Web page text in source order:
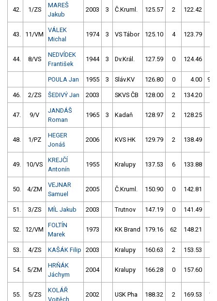
42. 1/ZS
MAREŠ
Jakub
2003 3 Č.Kruml. 125.57 2 122.42
43. 11/VM
VÁLEK
Michal
1974 3 VS Tábor 125.10 4 123.79
44. 8/VS
NEDVÍDEK
František
1944 3 Dv.Král. 127.59 0 124.46
POULA Jan 1955 3 Sláv.KV 126.80 0 4.00 999
46. 2/ZS ŠEDIVÝ Jan 2003 SKVS ČB 128.00 2 134.20
47. 9/V
JANDÁŠ
Roman
1965 3 Kadaň 128.97 2 128.25
48. 1/PZ
HEGER
Jonáš
2006 KVS HK 129.79 2 138.49
49. 10/VS
KREJČÍ
Antonín
1955 Kralupy 137.53 6 133.88
50. 4/ZM
VEJNAR
Samuel
2005 Č.Kruml. 150.90 0 142.81
51. 3/ZS MÍL Jakub 2003 Trutnov 147.19 0 141.49
52. 12/VM
FOLTÍN
Marek
1973 KK Brand 179.16 62 148.21
53. 4/ZS KAŠÁK Filip 2003 Kralupy 160.63 2 153.53
54. 5/ZM
HRŇÁK
Jáchym
2004 Kralupy 166.28 0 157.60
55. 5/ZS
KOLÁŘ
Vojtěch
2002 USK Pha 188.32 2 169.53 10